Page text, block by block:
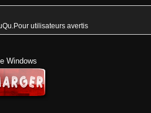
utilisateurs avertis
Windows